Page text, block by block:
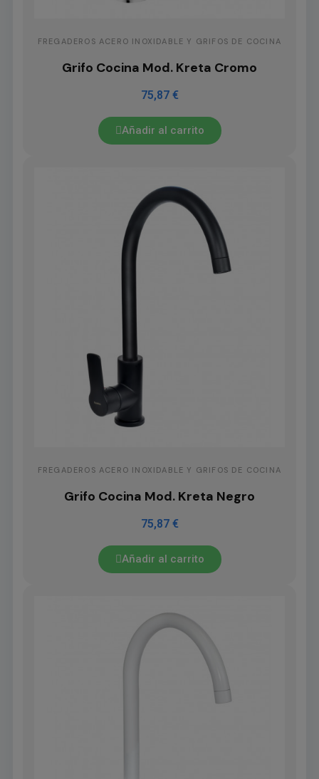
FREGADEROS ACERO INOXIDABLE Y GRIFOS DE COCINA
Grifo Cocina Mod. Kreta Cromo
75,87 €
Añadir al carrito
FREGADEROS ACERO INOXIDABLE Y GRIFOS DE COCINA
Grifo Cocina Mod. Kreta Negro
75,87 €
Añadir al carrito